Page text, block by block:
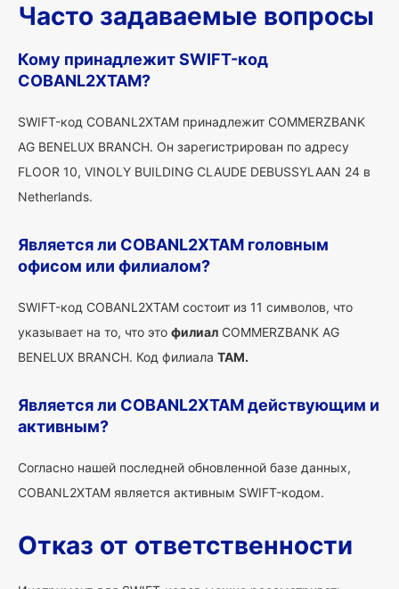
Часто задаваемые вопросы
Кому принадлежит SWIFT-код
COBANL2XTAM?
SWIFT-код COBANL2XTAM принадлежит COMMERZBANK
AG BENELUX BRANCH. Он зарегистрирован по адресу
FLOOR 10, VINOLY BUILDING CLAUDE DEBUSSYLAAN 24 в
Netherlands.
Является ли COBANL2XTAM головным
офисом или филиалом?
SWIFT-код COBANL2XTAM состоит из 11 символов, что
указывает на то, что это филиал COMMERZBANK AG
BENELUX BRANCH. Код филиала TAM.
Является ли COBANL2XTAM действующим и
активным?
Согласно нашей последней обновленной базе данных,
COBANL2XTAM является активным SWIFT-кодом.
Отказ от ответственности